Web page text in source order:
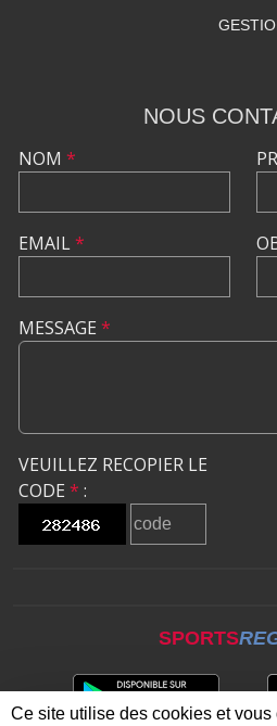
NOUS
NOM *
EMAIL*
MESSAGE *
VEUILLEZ RECOPIER LE
CODE * :
SPORTS
Ce site utilise des cookies et